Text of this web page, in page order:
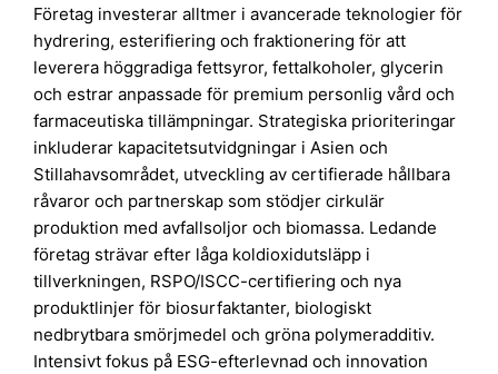
Företag investerar alltmer i avancerade teknologier för
hydrering, esterifiering och fraktionering för att
leverera höggradiga fettsyror, fettalkoholer, glycerin
och estrar anpassade för premium personlig vård och
farmaceutiska tillämpningar. Strategiska prioriteringar
inkluderar kapacitetsutvidgningar i Asien och
Stillahavsområdet, utveckling av certifierade hållbara
råvaror och partnerskap som stödjer cirkulär
produktion med avfallsoljor och biomassa. Ledande
företag strävar efter låga koldioxidutsläpp i
tillverkningen, RSPO/ISCC-certifiering och nya
produktlinjer för biosurfaktanter, biologiskt
nedbrytbara smörjmedel och gröna polymeradditiv.
Intensivt fokus på ESG-efterlevnad och innovation